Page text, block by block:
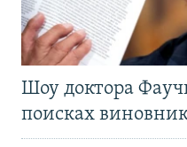
Шоу доктора
поисках